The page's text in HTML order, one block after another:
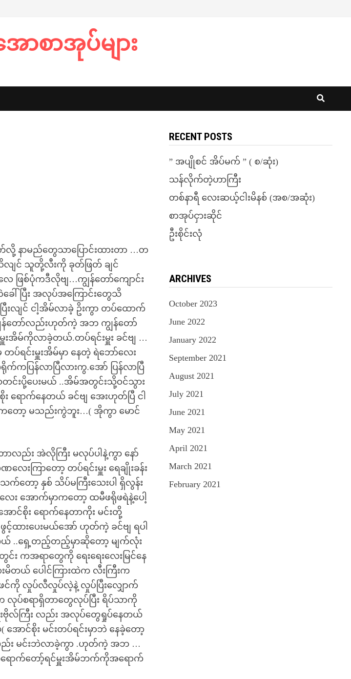
ာစာအုပ်များ
နာမည်တွေသာပြောင်းထားတာ …တ
င် သူတို့လီးကို ခုတ်ဖြတ် ချင်
ြစ်ပုံကဒီလိုဗျ…ကျွန်တော်ကျောင်း
ေါ်ပြီး အလုပ်အကြောင်းတွေသိ
ြီးလျင် ငါ့အိမ်လာခဲ့ ဥိးကွာ တပ်ထောက်
ျွန်တော်လည်းဟုတ်ကဲ့ အဘ ကျွန်တော်
းမှူးအိမ်ကိုလာခဲ့တယ်.တပ်ရင်းမှူး ခင်ဗျ …
တပ်ရင်းမှူးအိမ်မှာ နေတဲ့ ရဲဘော်လေး
ကပြန်လာပြီလားကွ.အော် ပြန်လာပြီ
သတင်းပို့ပေးမယ် ..အိမ်အတွင်းသို့ဝင်သွား
ောက်နေတယ် ခင်ဗျ အေးဟုတ်ပြီ ငါ
တော့ မသည်းကွဲဘူး…( အိုကွာ မောင်
ာလည်း အဲလိုကြီး မလုပ်ပါနဲ့ကွာ နော်
းကြာတော့ တပ်ရင်းမှူး ရေချိုးခန်း
ော့ နှစ် သိပ်မကြီးသေးပါ ရှိလွန်း
ေး အောက်မှာကတော့ ထမီဖရိုဖရဲနဲ့ပေါ့
င်စိုး ရောက်နေတာကိုး မင်းတို့
င့်ထားပေးမယ်အော် ဟုတ်ကဲ့ ခင်ဗျ ရပါ
ေတယ် ..ရှေ့တည့်တည့်မှာဆိုတော့ မျက်လုံး
ကအရာတွေကို ရေးရေးလေးမြင်နေ
တယ် ပေါင်ကြားထဲက လီးကြီးက
ဖင်ကို လှုပ်လီလှုပ်လဲ့နဲ့ လှုပ်ပြီးလျှောက်
ပ်စရာရှိတာတွေလုပ်ပြီး ရိပ်သာကို
ေးဗိုလ်ကြီး လည်း အလုပ်တွေရှုပ်နေတယ်
ာင်စိုး မင်းတပ်ရင်းမှာဘဲ နေခဲ့တော့
ည်း မင်းဘဲလာခဲ့ကွာ .ဟုတ်ကဲ့ အဘ …
ောက်တော့်ရင်မှူးအိမ်ဘက်ကိုအရောက်
RECENT POSTS
” အပျိုစင် အိပ်မက် ” ( စ/ဆုံး)
သန်လိုက်တဲ့ဟာကြီး
တစ်နာရီ လေးဆယ့်ငါးမိနစ် (အစ/အဆုံး)
စာအုပ်ငှားဆိုင်
ဦးစိုင်းလုံ
ARCHIVES
October 2023
June 2022
January 2022
September 2021
August 2021
July 2021
June 2021
May 2021
April 2021
March 2021
February 2021